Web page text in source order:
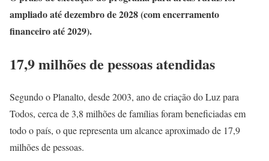
ampliado até dezembro de 2028 (com encerramento
financeiro até 2029).
17,9 milhões de pessoas atendidas
Segundo o Planalto, desde 2003, ano de criação do Luz para
Todos, cerca de 3,8 milhões de famílias foram beneficiadas em
todo o país, o que representa um alcance aproximado de 17,9
milhões de pessoas.